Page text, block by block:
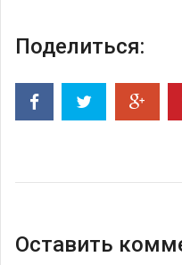
Поделиться:
Оставить